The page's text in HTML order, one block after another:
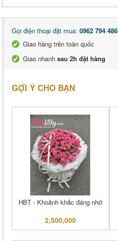
Gọi điện thoại đặt mua: 0962 794 486
Giao hàng trên toàn quốc
Giao nhanh sau 2h đặt hàng
GỢI Ý CHO BẠN
HBT - Khoảnh khắc đáng nhớ
2,500,000